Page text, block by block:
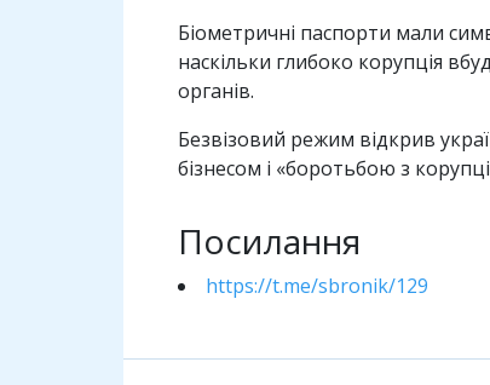
Біометричні паспорти мали
наскільки глибоко корупція
органів.
Безвізовий режим відкрив
бізнесом і «боротьбою з
Посилання
https://t.me/sbronik/129